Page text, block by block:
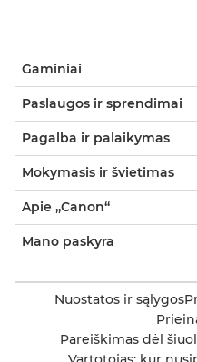
Gaminiai
Paslaugos ir sprendimai
Pagalba ir palaikymas
Mokymasis ir švietimas
Apie „Canon“
Mano paskyra
Nuostatos ir sąlygos
Pareiškimas dėl